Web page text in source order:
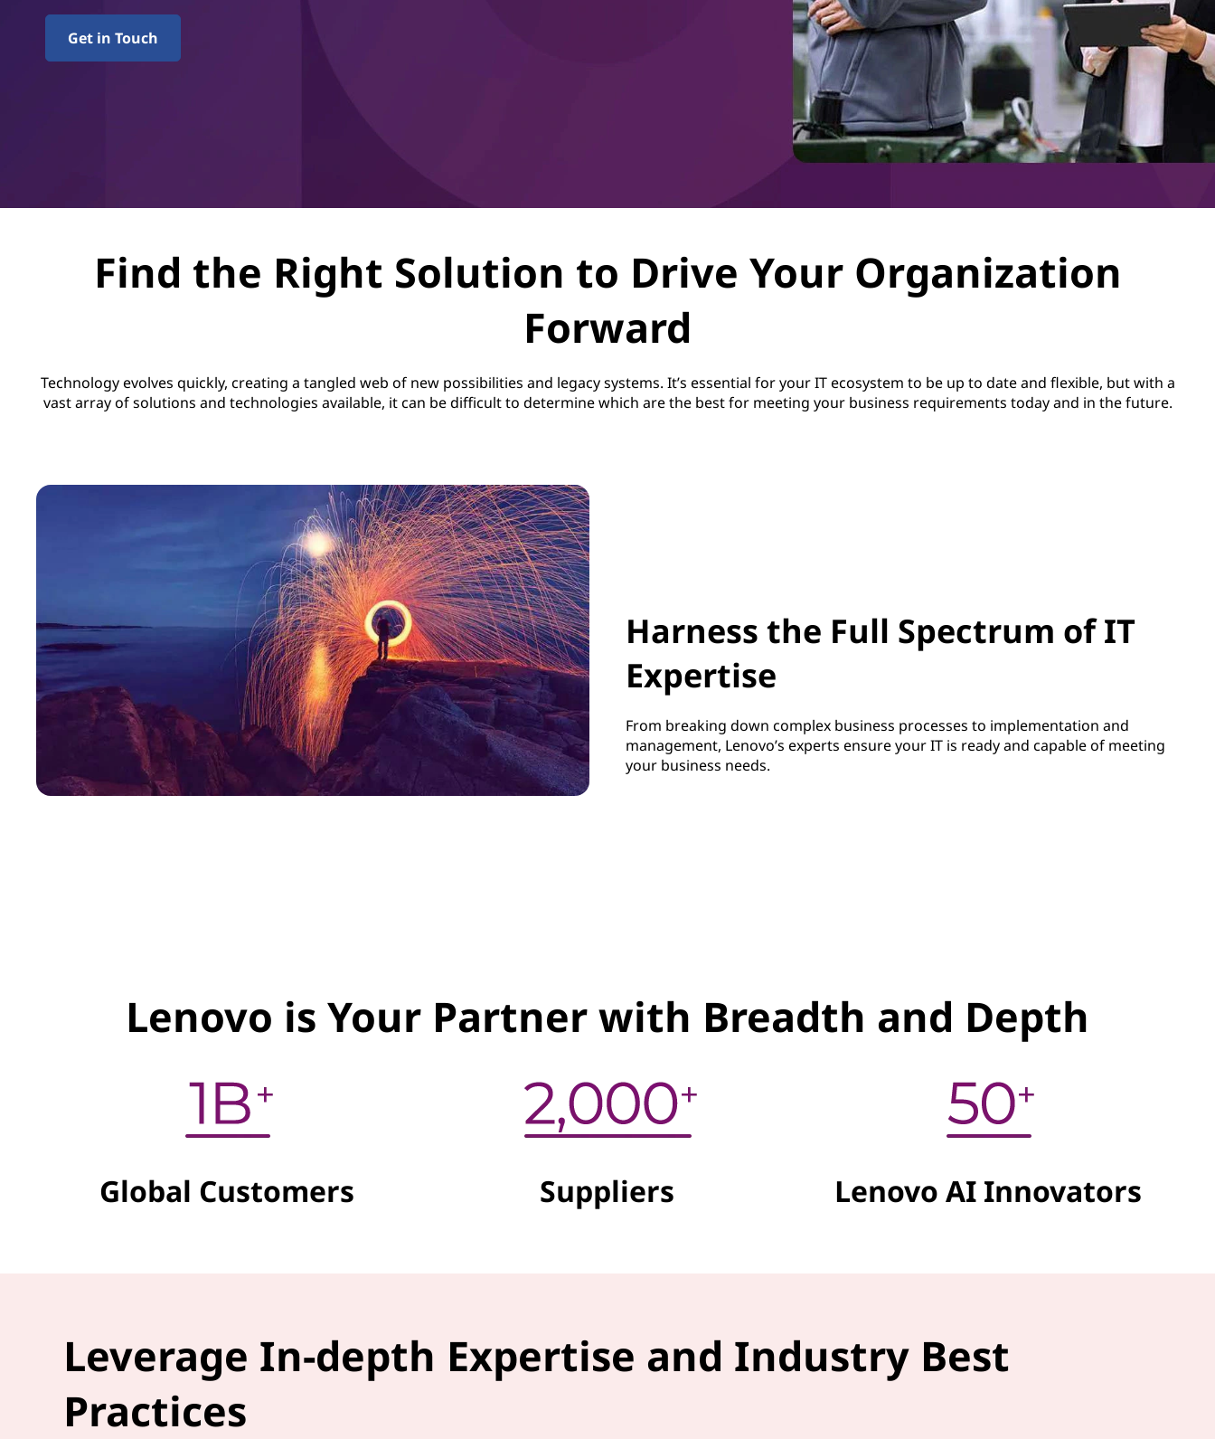
Get in Touch
Find the Right Solution to Drive Your Organization
Forward
Technology evolves quickly, creating a tangled web of new possibilities and legacy systems. It’s essential for your IT ecosystem to be up to date and flexible, but with a
vast array of solutions and technologies available, it can be difficult to determine which are the best for meeting your business requirements today and in the future.
Harness the Full Spectrum of IT
Expertise
From breaking down complex business processes to implementation and
management, Lenovo’s experts ensure your IT is ready and capable of meeting
your business needs.
Lenovo is Your Partner with Breadth and Depth
Global Customers Suppliers Lenovo AI Innovators
Leverage In-depth Expertise and Industry Best
Practices